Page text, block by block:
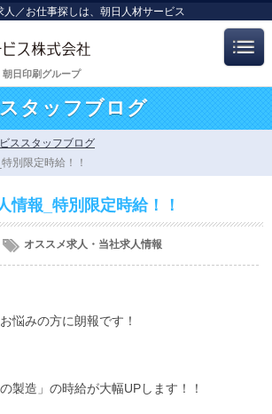
人／お仕事探しは、朝日人材サービス
朝日印刷グループ
スタッフブログ
ススタッフブログ
別限定時給！！
報_特別限定時給！！
オススメ求人・当社求人情報
悩みの方に朗報です！
製造」の時給が大幅UPします！！